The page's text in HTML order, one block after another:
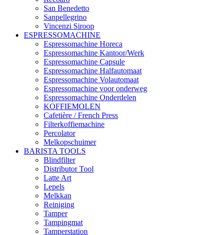
San Benedetto
Sanpellegrino
Vincenzi Siroop
ESPRESSOMACHINE
Espressomachine Horeca
Espressomachine Kantoor/Werk
Espressomachine Capsule
Espressomachine Halfautomaat
Espressomachine Volautomaat
Espressomachine voor onderweg
Espressomachine Onderdelen
KOFFIEMOLEN
Cafetière / French Press
Filterkoffiemachine
Percolator
Melkopschuimer
BARISTA TOOLS
Blindfilter
Distributor Tool
Latte Art
Lepels
Melkkan
Reiniging
Tamper
Tampingmat
Tamperstation